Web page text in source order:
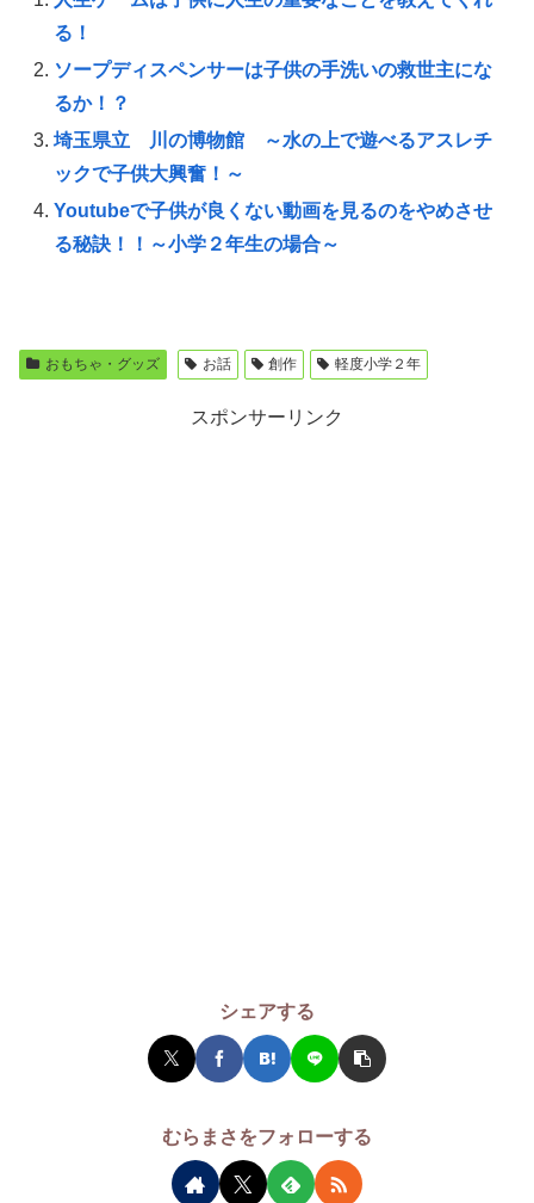
る！
ソープディスペンサーは子供の手洗いの救世主にな
るか！？
埼玉県立 川の博物館 ～水の上で遊べるアスレチ
ックで子供大興奮！～
Youtubeで子供が良くない動画を見るのをやめさせ
る秘訣！！～小学２年生の場合～
おもちゃ・グッズ お話 創作 軽度小学２年
スポンサーリンク
シェアする
むらまさをフォローする